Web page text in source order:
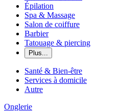
Épilation
Spa & Massage
Salon de coiffure
Barbier
Tatouage & piercing
Plus...
Santé & Bien-être
Services à domicile
Autre
Onglerie